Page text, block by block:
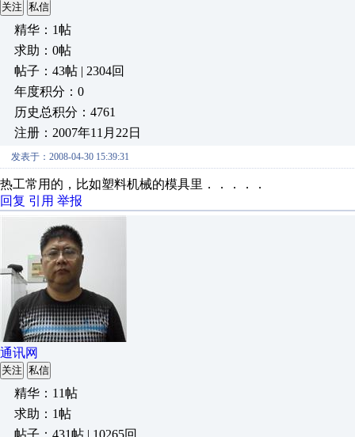
关注 私信
精华：1帖
求助：0帖
帖子：43帖 | 2304回
年度积分：0
历史总积分：4761
注册：2007年11月22日
发表于：2008-04-30 15:39:31
热工常用的，比如塑料机械的模具里．．．．．
回复 引用 举报
通讯网
关注 私信
精华：11帖
求助：1帖
帖子：431帖 | 10265回